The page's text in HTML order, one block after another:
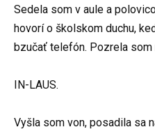
Sedela som v aule a
hovorí o školskom duchu,
bzučať telefón. Pozrela som
IN-LAUS.
Vyšla som von, posadila sa